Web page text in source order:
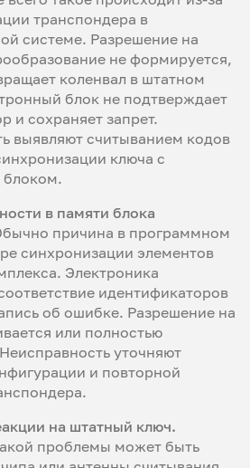
транспондера в
системе. Разрешение на
не формируется,
коленвал в штатном
блок не подтверждает
и сохраняет запрет.
выявляют считыванием кодов
ключа с
в памяти блока
причина в программном
синхронизации элементов
Электроника
идентификаторов
об ошибке. Разрешение на
или полностью
уточняют
и повторной
на штатный ключ.
проблемы может быть